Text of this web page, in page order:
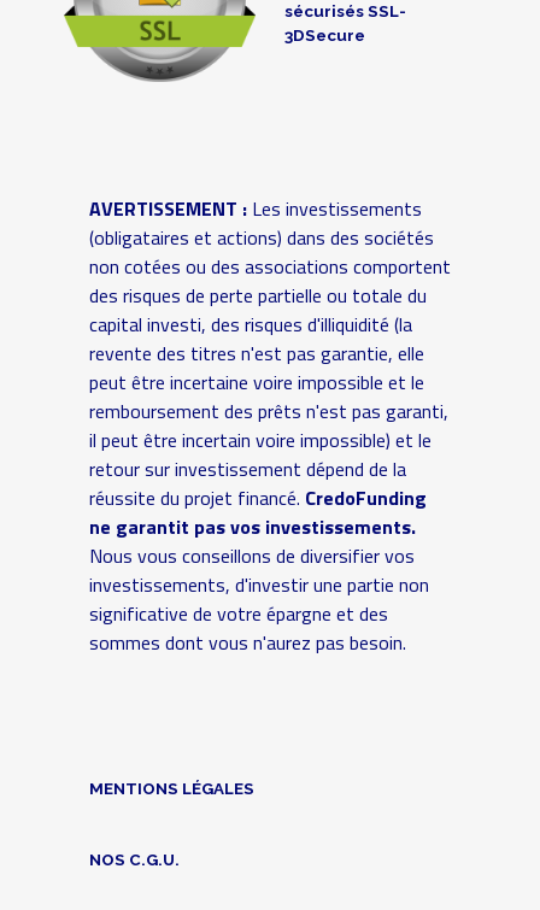
sécurisés SSL-
3DSecure
AVERTISSEMENT :Les investissements
(obligataires et actions) dans des sociétés
non cotées ou des associations comportent
des risques de perte partielle ou totale du
capital investi, des risques d'illiquidité (la
revente des titres n'est pas garantie, elle
peut être incertaine voire impossible et le
remboursement des prêts n'est pas garanti,
il peut être incertain voire impossible) et le
retour sur investissement dépend de la
réussite du projet financé. CredoFunding
ne garantit pas vos investissements.
Nous vous conseillons de diversifier vos
investissements, d'investir une partie non
significative de votre épargne et des
sommes dont vous n'aurez pas besoin.
MENTIONS LÉGALES
NOS C.G.U.